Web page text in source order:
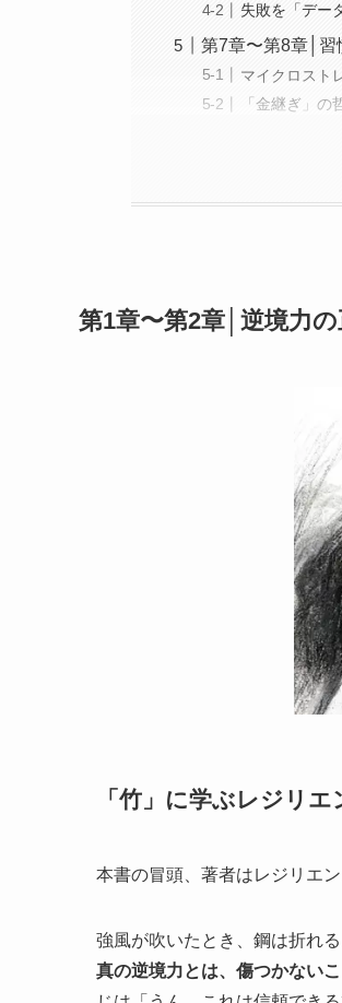
失敗を「デー
第7章〜第8章│
マイクロスト
「金継ぎ」の
第1章〜第2章│逆境力
「竹」に学ぶレジリ
本書の冒頭、著者はレジリエ
強風が吹いたとき、鋼は折れ
真の逆境力とは、傷つかない